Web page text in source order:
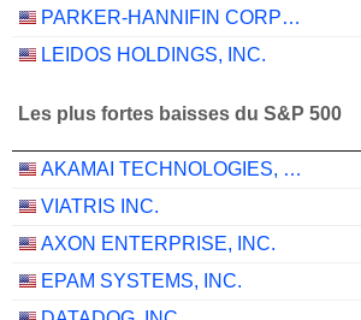
PARKER-HANNIFIN CORPORATION
LEIDOS HOLDINGS, INC.
Les plus fortes baisses du S&P 500
AKAMAI TECHNOLOGIES, INC.
VIATRIS INC.
AXON ENTERPRISE, INC.
EPAM SYSTEMS, INC.